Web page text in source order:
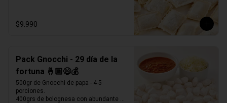
$9.990
Pack Gnocchi - 29 día de la
fortuna 🤞🏼😄💰
500gr de Gnocchi de papa - 4-5
porciones.
400grs de bolognesa con abundante